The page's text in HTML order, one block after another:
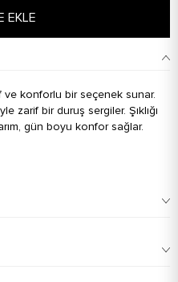
EKLE
ve konforlu bir seçenek sunar.
zarif bir duruş sergiler. Şıklığı
gün boyu konfor sağlar.